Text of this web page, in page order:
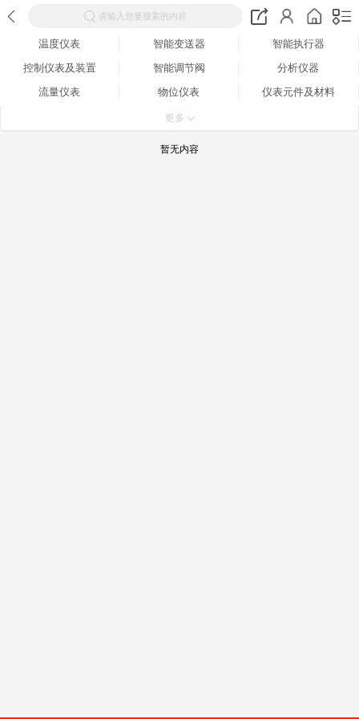
请输入您要搜索的内容
温度仪表 智能变送器
智能执行器
控制仪表及装置
智能调节阀
分析仪器
流量仪表
物位仪表
仪表元件及材料
更多
暂无内容